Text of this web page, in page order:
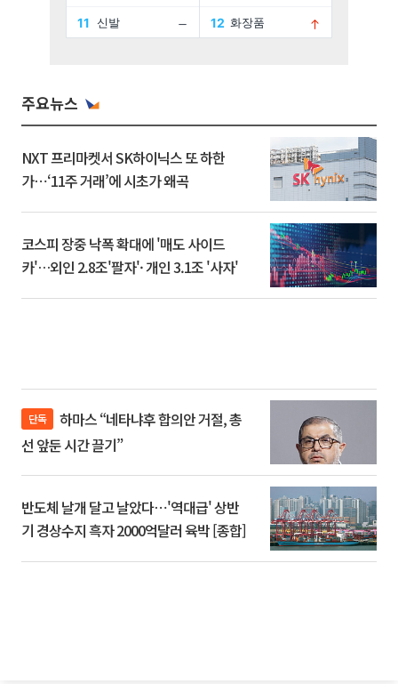
주요뉴스
NXT 프리마켓서 SK하이닉스 또 하한
가⋯‘11주 거래’에 시초가 왜곡
코스피 장중 낙폭 확대에 '매도 사이드
카'…외인 2.8조'팔자'· 개인 3.1조 '사자'
단독
선 앞둔 시간 끌기”
반도체 날개 달고 날았다⋯'역대급' 상반
기 경상수지 흑자 2000억달러 육박 [종합]